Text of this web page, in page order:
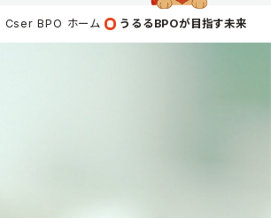
Cser BPO ホーム うるるBPOが目指す未来